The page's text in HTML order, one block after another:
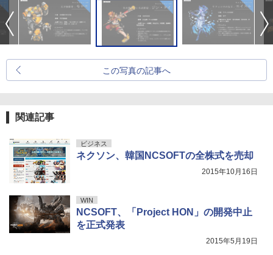
この写真の記事へ
関連記事
ビジネス
ネクソン、韓国NCSOFTの全株式を売却
2015年10月16日
WIN
NCSOFT、「Project HON」の開発中止
を正式発表
2015年5月19日